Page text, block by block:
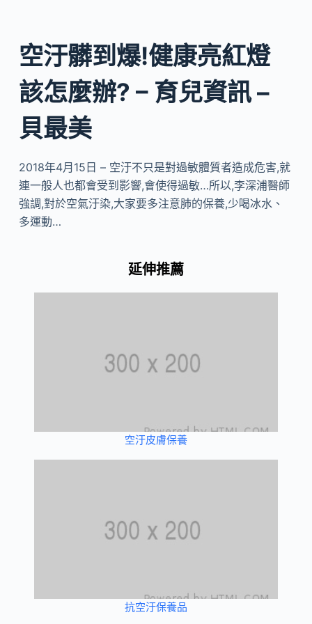
空汙髒到爆!健康亮紅燈
該怎麼辦? – 育兒資訊 –
貝最美
2018年4月15日 – 空汙不只是對過敏體質者造成危害,就
連一般人也都會受到影響,會使得過敏…所以,李深浦醫師
強調,對於空氣汙染,大家要多注意肺的保養,少喝冰水、
多運動…
延伸推薦
空汙皮膚保養
抗空汙保養品